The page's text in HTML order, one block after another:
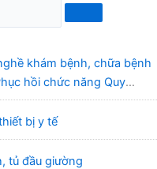
khám bệnh, chữa bệnh
hồi chức năng Quy
bị y tế
tủ đầu giường